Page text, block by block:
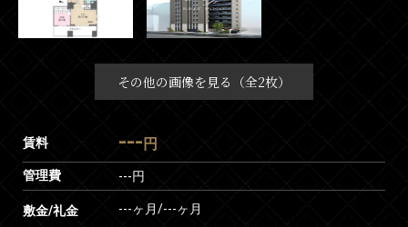
その他の画像を見る（全2枚）
賃料 --- 円
管理費 ---円
敷金/礼金 ---ヶ月/---ヶ月